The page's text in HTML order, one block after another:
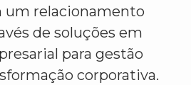
um relacionamento
de soluções em
para gestão
corporativa.